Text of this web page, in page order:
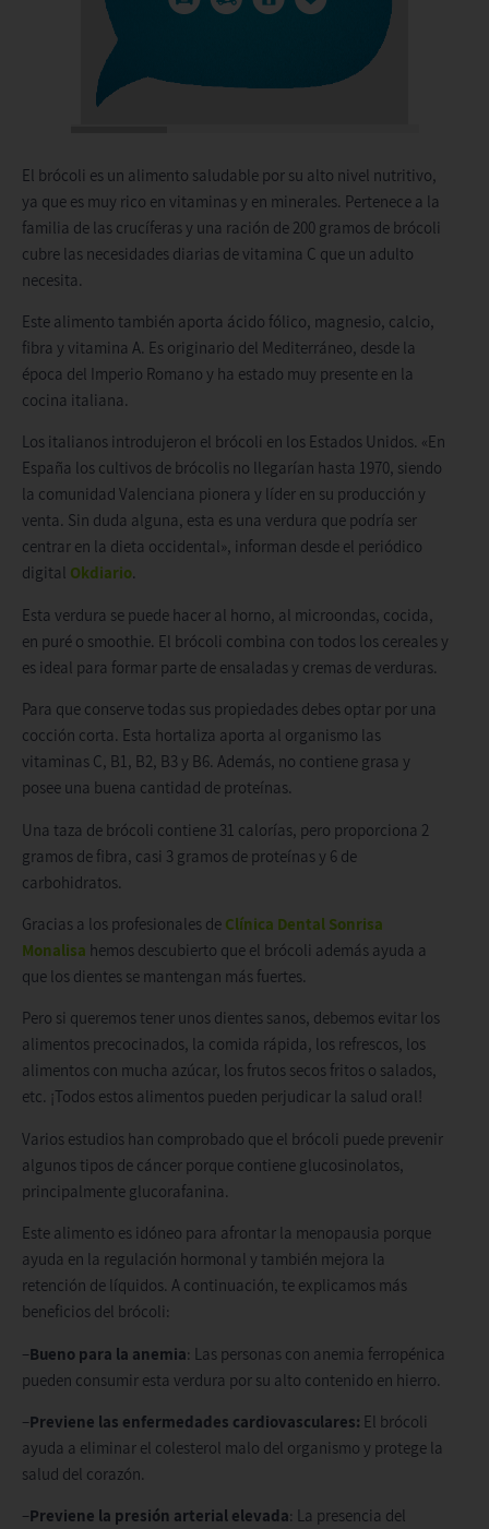
El brócoli es un alimento saludable por su alto nivel nutritivo,
ya que es muy rico en vitaminas y en minerales. Pertenece a la
familia de las crucíferas y una ración de 200 gramos de brócoli
cubre las necesidades diarias de vitamina C que un adulto
necesita.
Este alimento también aporta ácido fólico, magnesio, calcio,
fibra y vitamina A. Es originario del Mediterráneo, desde la
época del Imperio Romano y ha estado muy presente en la
cocina italiana.
Los italianos introdujeron el brócoli en los Estados Unidos. «En
España los cultivos de brócolis no llegarían hasta 1970, siendo
la comunidad Valenciana pionera y líder en su producción y
venta. Sin duda alguna, esta es una verdura que podría ser
centrar en la dieta occidental», informan desde el periódico
digital Okdiario.
Esta verdura se puede hacer al horno, al microondas, cocida,
en puré o smoothie. El brócoli combina con todos los cereales y
es ideal para formar parte de ensaladas y cremas de verduras.
Para que conserve todas sus propiedades debes optar por una
cocción corta. Esta hortaliza aporta al organismo las
vitaminas C, B1, B2, B3 y B6. Además, no contiene grasa y
posee una buena cantidad de proteínas.
Una taza de brócoli contiene 31 calorías, pero proporciona 2
gramos de fibra, casi 3 gramos de proteínas y 6 de
carbohidratos.
Gracias a los profesionales de Clínica Dental Sonrisa
Monalisa hemos descubierto que el brócoli además ayuda a
que los dientes se mantengan más fuertes.
Pero si queremos tener unos dientes sanos, debemos evitar los
alimentos precocinados, la comida rápida, los refrescos, los
alimentos con mucha azúcar, los frutos secos fritos o salados,
etc. ¡Todos estos alimentos pueden perjudicar la salud oral!
Varios estudios han comprobado que el brócoli puede prevenir
algunos tipos de cáncer porque contiene glucosinolatos,
principalmente glucorafanina.
Este alimento es idóneo para afrontar la menopausia porque
ayuda en la regulación hormonal y también mejora la
retención de líquidos. A continuación, te explicamos más
beneficios del brócoli:
–Bueno para la anemia: Las personas con anemia ferropénica
pueden consumir esta verdura por su alto contenido en hierro.
–Previene las enfermedades cardiovasculares: El brócoli
ayuda a eliminar el colesterol malo del organismo y protege la
salud del corazón.
–Previene la presión arterial elevada: La presencia del